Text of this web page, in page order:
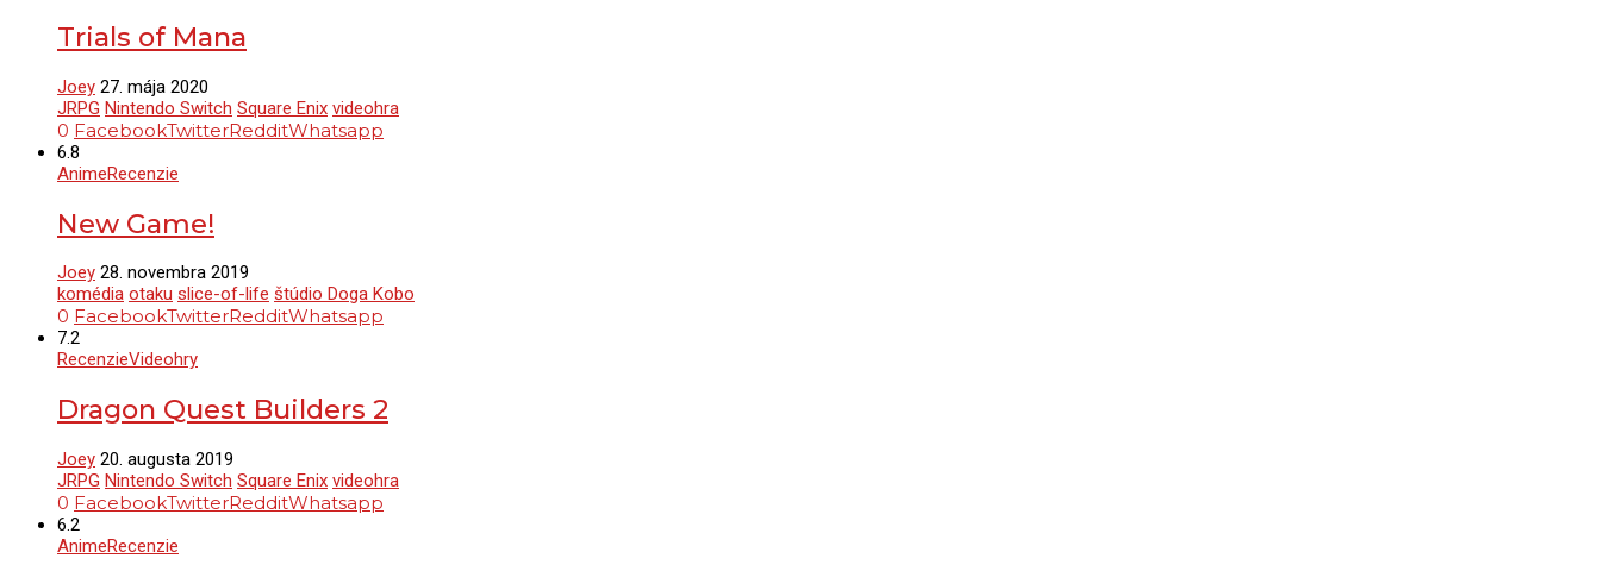
Trials of Mana
Joey 27. mája 2020
JRPG Nintendo Switch Square Enix videohra
0 FacebookTwitterRedditWhatsapp
6.8
AnimeRecenzie
New Game!
Joey 28. novembra 2019
komédia otaku slice-of-life štúdio Doga Kobo
0 FacebookTwitterRedditWhatsapp
7.2
RecenzieVideohry
Dragon Quest Builders 2
Joey 20. augusta 2019
JRPG Nintendo Switch Square Enix videohra
0 FacebookTwitterRedditWhatsapp
6.2
AnimeRecenzie